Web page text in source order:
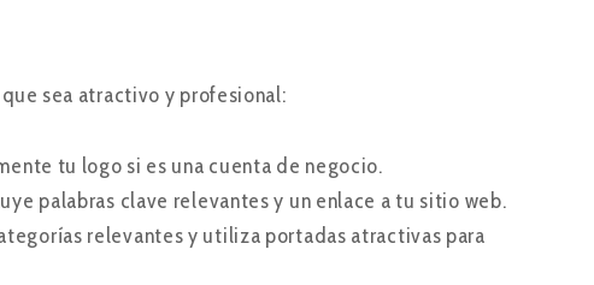
sea atractivo y profesional:
tu logo si es una cuenta de negocio.
palabras clave relevantes y un enlace a tu sitio web.
relevantes y utiliza portadas atractivas para